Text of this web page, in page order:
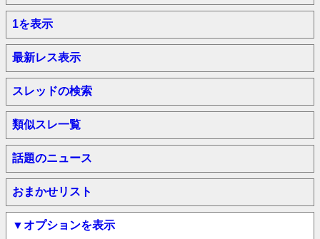
1を表示
最新レス表示
スレッドの検索
類似スレ一覧
話題のニュース
おまかせリスト
▼オプションを表示